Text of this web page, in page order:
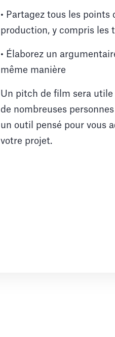
• Partagez tous les
production, y compris les
• Élaborez un
même manière
Un pitch de film sera utile
de nombreuses
un outil pensé pour vous
votre projet.